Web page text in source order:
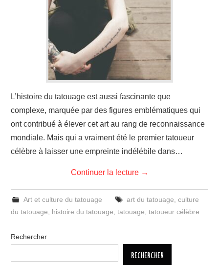
SOINS DES TATOUAGES
L’histoire du tatouage est aussi fascinante que
complexe, marquée par des figures emblématiques qui
ont contribué à élever cet art au rang de reconnaissance
mondiale. Mais qui a vraiment été le premier tatoueur
célèbre à laisser une empreinte indélébile dans…
Continuer la lecture →
Art et culture du tatouage art du tatouage culture
du tatouage
histoire du tatouage ,tatouage ,tatoueur célèbre
Rechercher
RECHERCHER